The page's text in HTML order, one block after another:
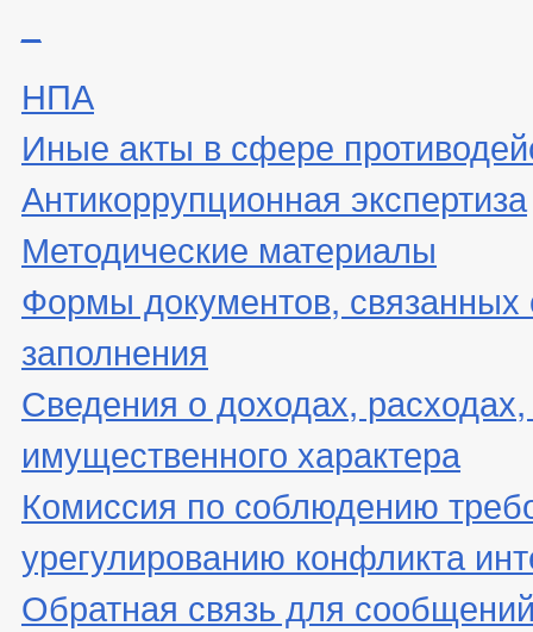
НПА
Иные акты в сфере
Антикоррупционная экспертиза
Методические материалы
Формы документов, связанных
заполнения
Сведения о доходах,
имущественного характера
Комиссия по соблюдению
урегулированию конфликта
Обратная связь для